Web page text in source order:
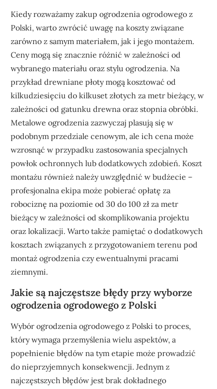
Kiedy rozważamy zakup ogrodzenia ogrodowego z
Polski, warto zwrócić uwagę na koszty związane
zarówno z samym materiałem, jak i jego montażem.
Ceny mogą się znacznie różnić w zależności od
wybranego materiału oraz stylu ogrodzenia. Na
przykład drewniane płoty mogą kosztować od
kilkudziesięciu do kilkuset złotych za metr bieżący, w
zależności od gatunku drewna oraz stopnia obróbki.
Metalowe ogrodzenia zazwyczaj plasują się w
podobnym przedziale cenowym, ale ich cena może
wzrosnąć w przypadku zastosowania specjalnych
powłok ochronnych lub dodatkowych zdobień. Koszt
montażu również należy uwzględnić w budżecie –
profesjonalna ekipa może pobierać opłatę za
robociznę na poziomie od 30 do 100 zł za metr
bieżący w zależności od skomplikowania projektu
oraz lokalizacji. Warto także pamiętać o dodatkowych
kosztach związanych z przygotowaniem terenu pod
montaż ogrodzenia czy ewentualnymi pracami
ziemnymi.
Jakie są najczęstsze błędy przy wyborze
ogrodzenia ogrodowego z Polski
Wybór ogrodzenia ogrodowego z Polski to proces,
który wymaga przemyślenia wielu aspektów, a
popełnienie błędów na tym etapie może prowadzić
do nieprzyjemnych konsekwencji. Jednym z
najczęstszych błędów jest brak dokładnego